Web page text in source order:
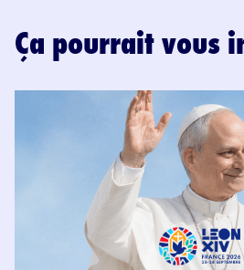
Ça pourrait vous